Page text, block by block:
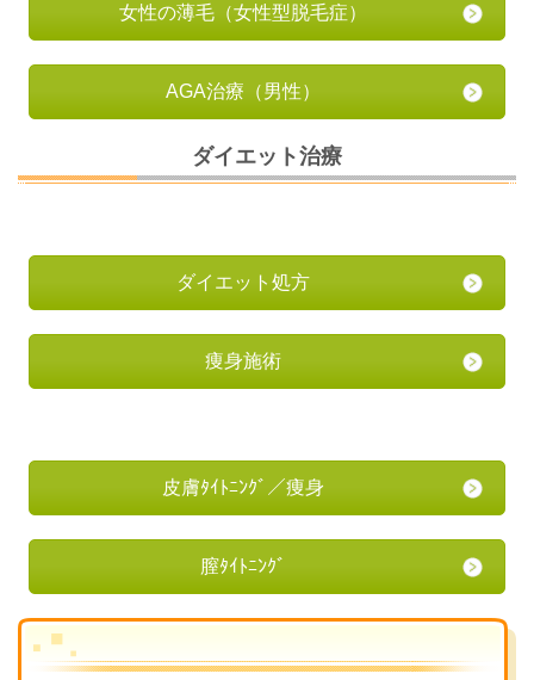
女性の薄毛 （女性型脱毛症）
AGA治療 （男性）
ダイエット治療
ダイエット処方
痩身施術
皮膚ﾀｲﾄﾆﾝｸﾞ／痩身
膣ﾀｲﾄﾆﾝｸﾞ